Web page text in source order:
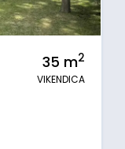
35 m2
VIKENDICA